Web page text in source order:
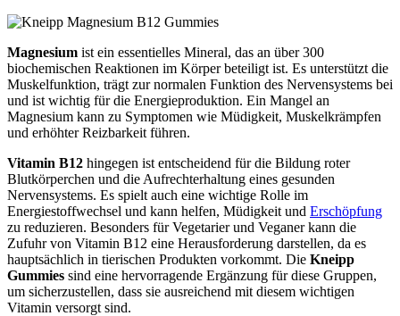
Magnesium ist ein essentielles Mineral, das an über 300
biochemischen Reaktionen im Körper beteiligt ist. Es unterstützt die
Muskelfunktion, trägt zur normalen Funktion des Nervensystems bei
und ist wichtig für die Energieproduktion. Ein Mangel an
Magnesium kann zu Symptomen wie Müdigkeit, Muskelkrämpfen
und erhöhter Reizbarkeit führen.
Vitamin B12 hingegen ist entscheidend für die Bildung roter
Blutkörperchen und die Aufrechterhaltung eines gesunden
Nervensystems. Es spielt auch eine wichtige Rolle im
Energiestoffwechsel und kann helfen, Müdigkeit und Erschöpfung
zu reduzieren. Besonders für Vegetarier und Veganer kann die
Zufuhr von Vitamin B12 eine Herausforderung darstellen, da es
hauptsächlich in tierischen Produkten vorkommt. Die Kneipp
Gummies sind eine hervorragende Ergänzung für diese Gruppen,
um sicherzustellen, dass sie ausreichend mit diesem wichtigen
Vitamin versorgt sind.